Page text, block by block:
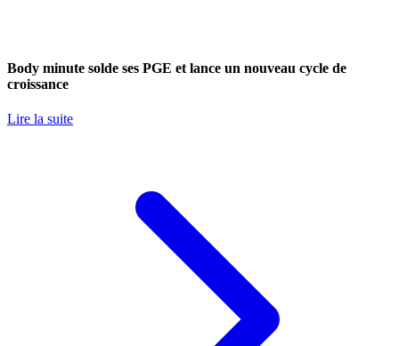
Body minute solde ses PGE et lance un nouveau cycle de
croissance
Lire la suite